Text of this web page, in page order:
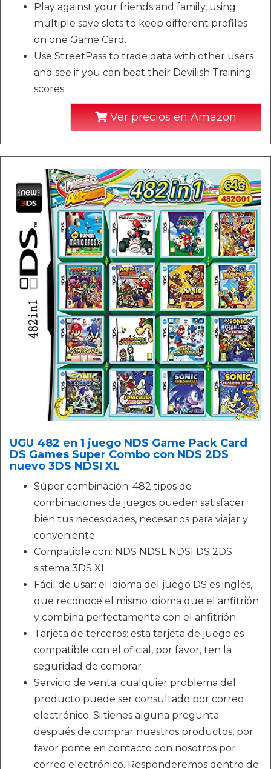
Play against your friends and family, using
multiple save slots to keep different profiles
on one Game Card.
Use StreetPass to trade data with other users
and see if you can beat their Devilish Training
scores.
Ver precios en Amazon
UGU 482 en 1 juego NDS Game Pack Card
DS Games Super Combo con NDS 2DS
nuevo 3DS NDSI XL
Súper combinación: 482 tipos de
combinaciones de juegos pueden satisfacer
bien tus necesidades, necesarios para viajar y
conveniente.
Compatible con: NDS NDSL NDSI DS 2DS
sistema 3DS XL
Fácil de usar: el idioma del juego DS es inglés,
que reconoce el mismo idioma que el anfitrión
y combina perfectamente con el anfitrión.
Tarjeta de terceros: esta tarjeta de juego es
compatible con el oficial, por favor, ten la
seguridad de comprar
Servicio de venta: cualquier problema del
producto puede ser consultado por correo
electrónico. Si tienes alguna pregunta
después de comprar nuestros productos, por
favor ponte en contacto con nosotros por
correo electrónico. Responderemos dentro de